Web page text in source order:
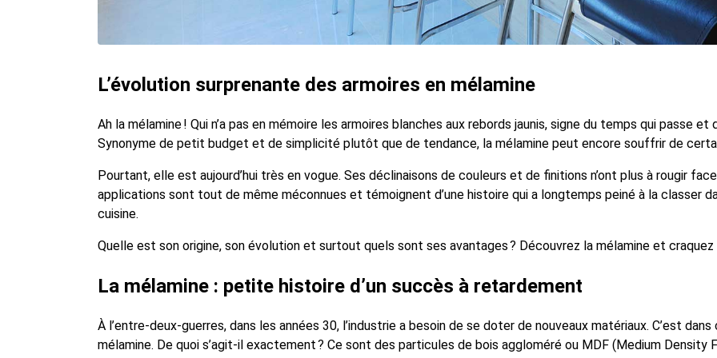
L’évolution surprenante des armoires en mélamine
Ah la mélamine ! Qui n’a pas en mémoire les armoires blanches aux rebords jaunis, signe du temps qui passe
Synonyme de petit budget et de simplicité plutôt que de tendance, la mélamine peut encore souffrir de
Pourtant, elle est aujourd’hui très en vogue. Ses déclinaisons de couleurs et de finitions n’ont plus à rougir
applications sont tout de même méconnues et témoignent d’une histoire qui a longtemps peiné à la classer
cuisine.
Quelle est son origine, son évolution et surtout quels sont ses avantages ? Découvrez la mélamine et
La mélamine : petite histoire d’un succès à retardement
À l’entre-deux-guerres, dans les années 30, l’industrie a besoin de se doter de nouveaux matériaux. C’est
mélamine. De quoi s’agit-il exactement ? Ce sont des particules de bois aggloméré ou MDF (Medium Density